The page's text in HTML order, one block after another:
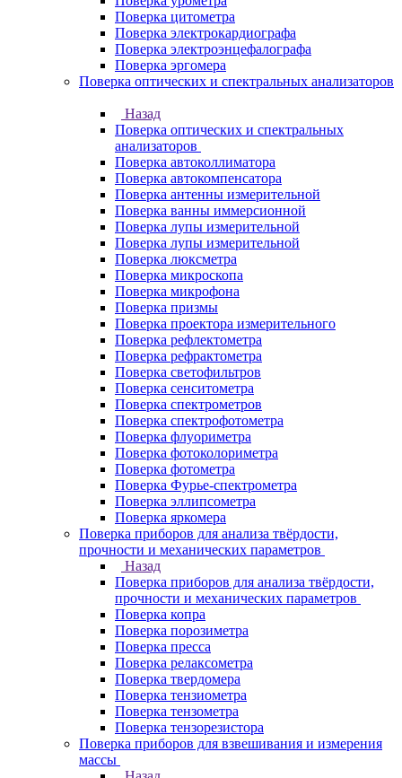
Поверка цитометра
Поверка электрокардиографа
Поверка электроэнцефалографа
Поверка эргомера
Поверка оптических и спектральных анализаторов
Назад
Поверка оптических и спектральных
анализаторов
Поверка автоколлиматора
Поверка автокомпенсатора
Поверка антенны измерительной
Поверка ванны иммерсионной
Поверка лупы измерительной
Поверка лупы измерительной
Поверка люксметра
Поверка микроскопа
Поверка микрофона
Поверка призмы
Поверка проектора измерительного
Поверка рефлектометра
Поверка рефрактометра
Поверка светофильтров
Поверка сенситометра
Поверка спектрометров
Поверка спектрофотометра
Поверка флуориметра
Поверка фотоколориметра
Поверка фотометра
Поверка Фурье-спектрометра
Поверка эллипсометра
Поверка яркомера
Поверка приборов для анализа твёрдости,
прочности и механических параметров
Назад
Поверка приборов для анализа твёрдости,
прочности и механических параметров
Поверка копра
Поверка порозиметра
Поверка пресса
Поверка релаксометра
Поверка твердомера
Поверка тензиометра
Поверка тензометра
Поверка тензорезистора
Поверка приборов для взвешивания и измерения
массы